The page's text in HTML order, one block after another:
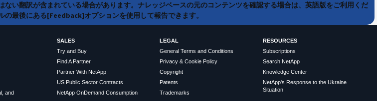
い翻訳が含まれている場合があります。ナレッジベースの元のコンテンツを確認する場合は、英語版をご利用くだ
最後にある[Feedback]オプションを使用して報告できます。
and
SALES
Try and Buy
Find A Partner
Partner With NetApp
US Public Sector Contracts
NetApp OnDemand Consumption
LEGAL
General Terms and Conditions
Privacy & Cookie Policy
Copyright
Patents
Trademarks
RESOURCES
Subscriptions
Search NetApp
Knowledge Center
NetApp's Response to the Ukraine
Situation